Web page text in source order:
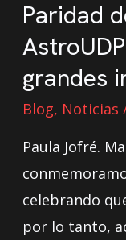
Paridad
grandes
Blog, Noticias
Paula Jofré.
celebrando
por lo tanto,